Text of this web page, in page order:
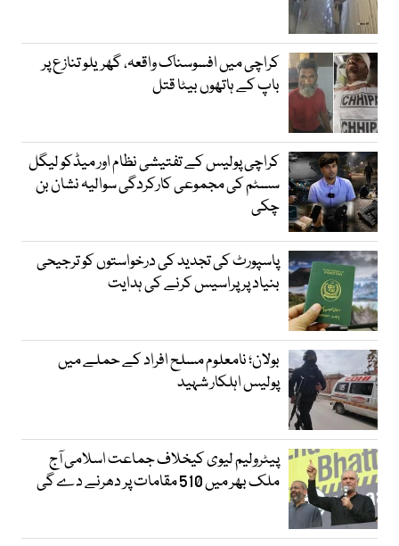
کراچی میں افسوسناک واقعہ، گھریلو تنازع پر
باپ کے ہاتھوں بیٹا قتل
کراچی پولیس کے تفتیشی نظام اور میڈکو لیگل
سسٹم کی مجموعی کارکردگی سوالیہ نشان بن
چکی
پاسپورٹ کی تجدید کی درخواستوں کو ترجیحی
بنیاد پر پراسیس کرنے کی ہدایت
بولان؛ نامعلوم مسلح افراد کے حملے میں
پولیس اہلکار شہید
پیٹرولیم لیوی کیخلاف جماعت اسلامی آج
ملک بھر میں 510 مقامات پر دھرنے دے گی